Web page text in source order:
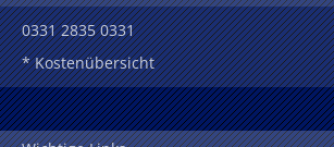
0331 2835 0331
* Kostenübersicht